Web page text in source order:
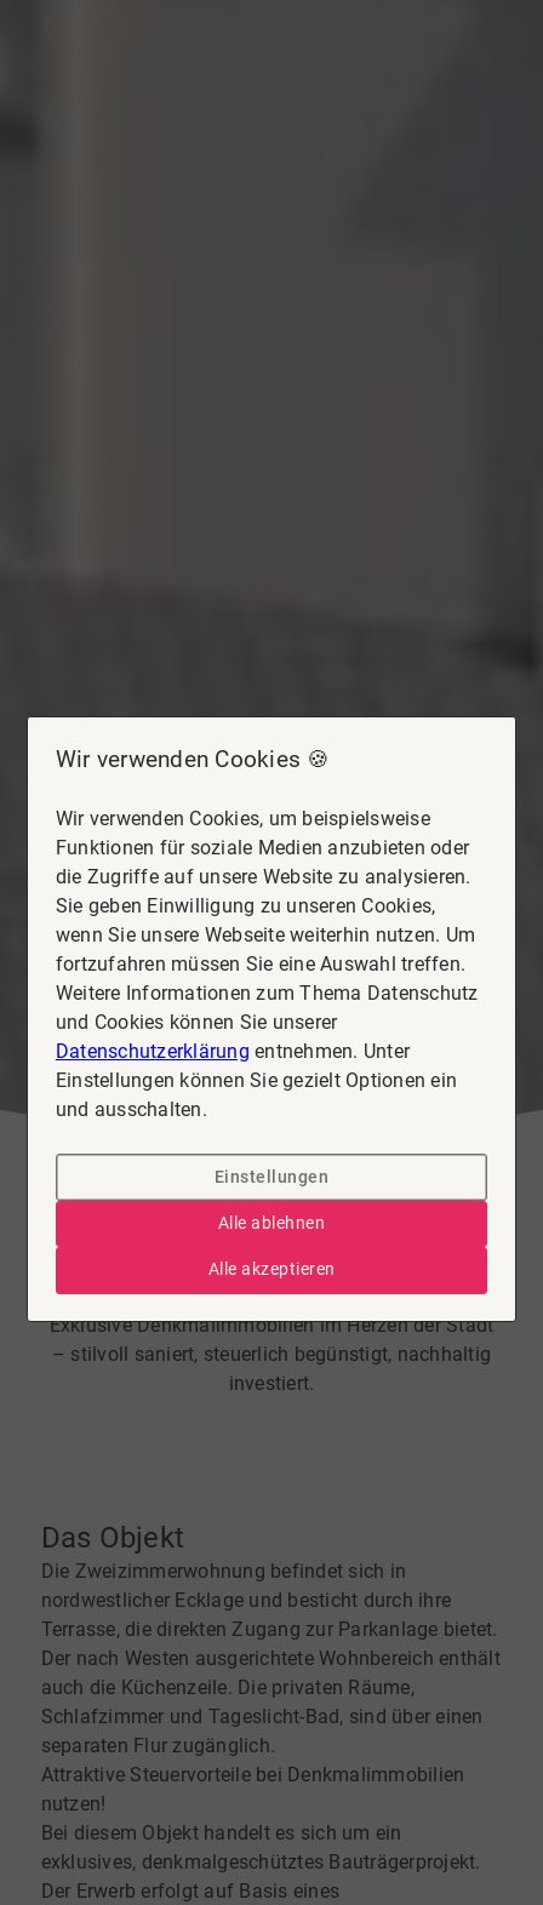
Wohnung zu kaufen in Köthen
Villa Wittig – Wohnen mit
Geschichte & steuerlichem Vorteil
Exklusive Denkmalimmobilien im Herzen der Stadt
– stilvoll saniert, steuerlich begünstigt, nachhaltig
investiert.
Das Objekt
Die Zweizimmerwohnung befindet sich in
nordwestlicher Ecklage und besticht durch ihre
Terrasse, die direkten Zugang zur Parkanlage bietet.
Der nach Westen ausgerichtete Wohnbereich enthält
auch die Küchenzeile. Die privaten Räume,
Schlafzimmer und Tageslicht-Bad, sind über einen
separaten Flur zugänglich.
Attraktive Steuervorteile bei Denkmalimmobilien
nutzen!
Bei diesem Objekt handelt es sich um ein
exklusives, denkmalgeschütztes Bauträgerprojekt.
Der Erwerb erfolgt auf Basis eines
Wir verwenden Cookies 🍪
Wir verwenden Cookies, um beispielsweise
Funktionen für soziale Medien anzubieten oder
die Zugriffe auf unsere Website zu analysieren.
Sie geben Einwilligung zu unseren Cookies,
wenn Sie unsere Webseite weiterhin nutzen. Um
fortzufahren müssen Sie eine Auswahl treffen.
Weitere Informationen zum Thema Datenschutz
und Cookies können Sie unserer
Datenschutzerklärung entnehmen. Unter
Einstellungen können Sie gezielt Optionen ein
und ausschalten.
Einstellungen
Alle ablehnen
Alle akzeptieren